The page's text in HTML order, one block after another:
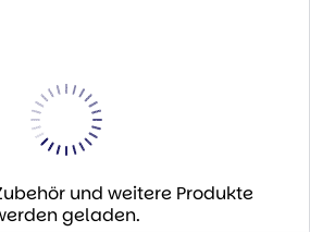
und weitere Produkte
geladen.